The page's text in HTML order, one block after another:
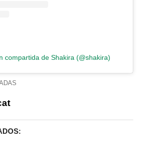
compartida de Shakira (@shakira)